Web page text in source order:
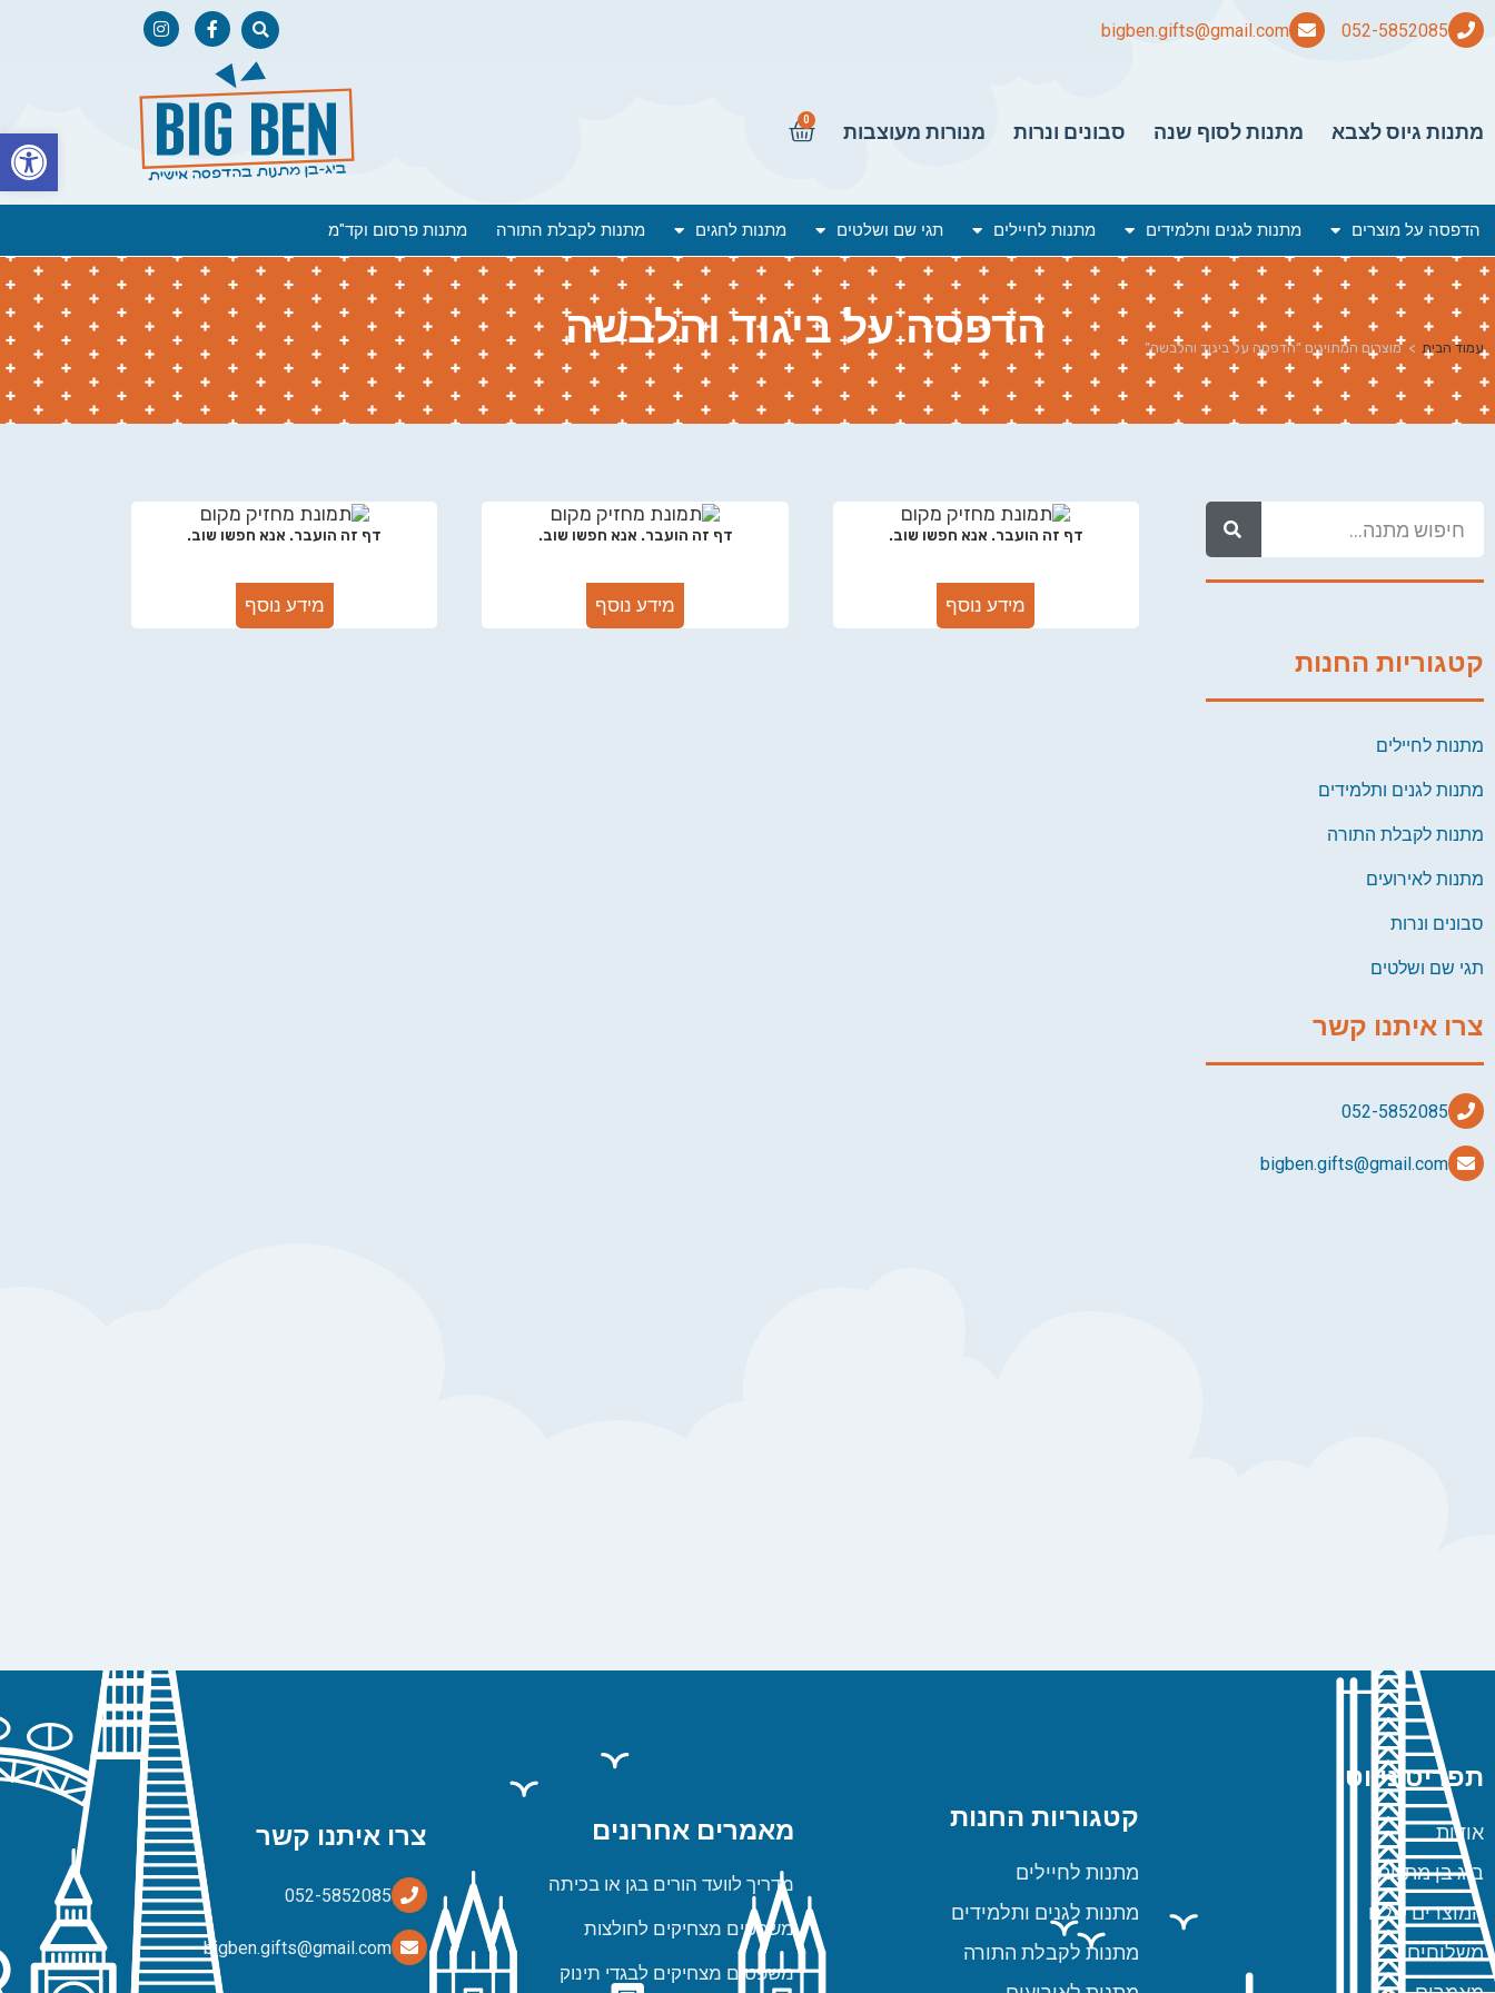
bigben.gifts@gmail.com
מתנות גיוס לצבא מתנות לסוף שנה סבונים ונרות מנורות מעוצבות
0
הדפסה על מוצרים מתנות לגנים ותלמידים מתנות לחיילים תגי שם ושלטים מתנות לחגים מתנות לקבלת התורה מתנות פרסום וקד"מ
הדפסה על ביגוד והלבשה עמוד הבית > מוצרים המתויגים “הדפסה על ביגוד והלבשה”
קטגוריות החנות
מתנות לחיילים
מתנות לגנים ותלמידים
מתנות לקבלת התורה
מתנות לאירועים
סבונים ונרות
תגי שם ושלטים
צרו איתנו קשר
bigben.gifts@gmail.com
דף זה הועבר. אנא חפשו שוב.
מידע נוסף
דף זה הועבר. אנא חפשו שוב.
מידע נוסף
דף זה הועבר. אנא חפשו שוב.
מידע נוסף
תפריט ניווט
אודות
ביג בן מתנות
המוצרים שלנו
משלוחים
קטגוריות החנות
מתנות לחיילים
מתנות לגנים ותלמידים
מתנות לקבלת התורה
מאמרים אחרונים
מדריך לוועד הורים בגן או בכיתה
משפטים מצחיקים לחולצות
משפטים מצחיקים לבגדי תינוק
צרו איתנו קשר
bigben.gifts@gmail.com